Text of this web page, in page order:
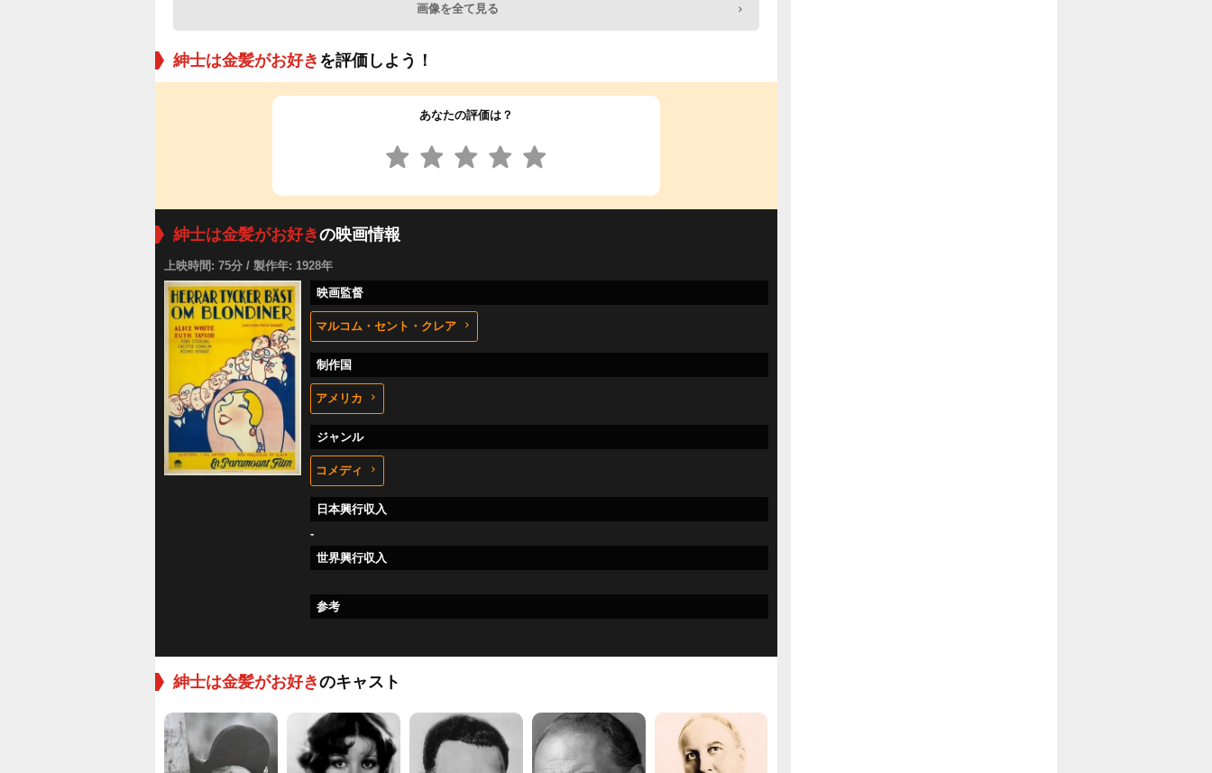
画像を全て見る
紳士は金髪がお好き を評価しよう！
あなたの評価は？
紳士は金髪がお好きの映画情報
上映時間: 75分 / 製作年: 1928年
映画監督
マルコム・セント・クレア
制作国
アメリカ
ジャンル
コメディ
日本興行収入
-
世界興行収入
参考
紳士は金髪がお好きのキャスト